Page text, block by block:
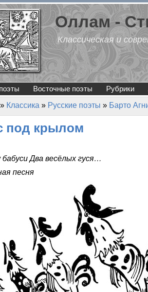
Оллам -
Классическая и
Восточные поэты Рубрики
» Классика » Русские поэты » Барто
под крылом
Два весёлых гуся…
песня